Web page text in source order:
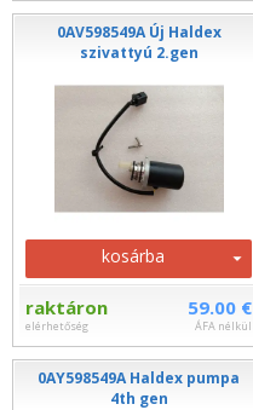
0AV598549A Új Haldex
szivattyú 2.gen
kosárba
raktáron
elérhetőség
59.00 €
ÁFA nélkül
0AY598549A Haldex pumpa
4th gen